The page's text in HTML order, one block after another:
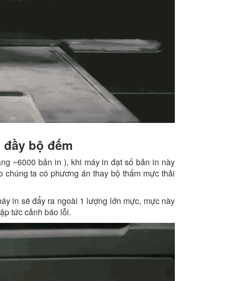
bộ đếm
~6000 bản in ), khi máy in đạt số bản in này
ta có phương án thay bộ thấm mực thải
in sẽ đẩy ra ngoài 1 lượng lớn mực, mực này
tức cảnh báo lỗi.